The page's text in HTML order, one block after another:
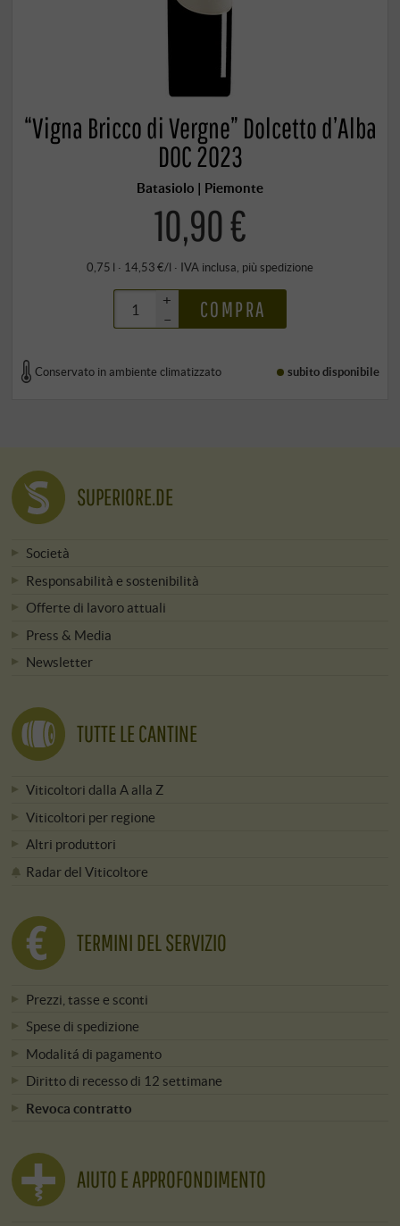
“Vigna Bricco di Vergne” Dolcetto d’Alba
DOC 2023
Batasiolo | Piemonte
10,90 €
0,75 l · 14,53 €/l · IVA inclusa, più spedizione
+
–
COMPRA
Conservato in ambiente climatizzato subito disponibile
SUPERIORE.DE
Società
Responsabilità e sostenibilità
Offerte di lavoro attuali
Press & Media
Newsletter
TUTTE LE CANTINE
Viticoltori dalla A alla Z
Viticoltori per regione
Altri produttori
Radar del Viticoltore
TERMINI DEL SERVIZIO
Prezzi, tasse e sconti
Spese di spedizione
Modalitá di pagamento
Diritto di recesso di 12 settimane
Revoca contratto
AIUTO E APPROFONDIMENTO